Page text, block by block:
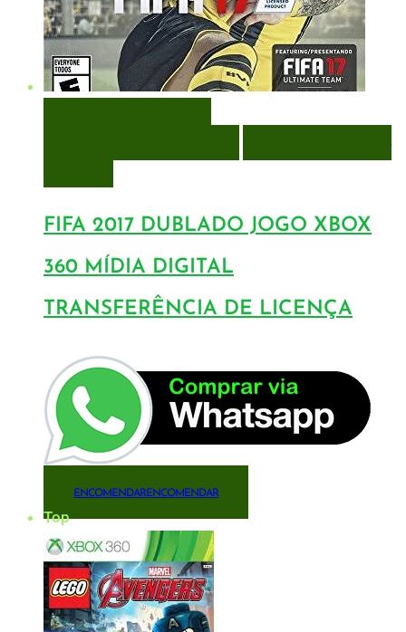
FIFA 2017 DUBLADO JOGO XBOX
360 MÍDIA DIGITAL
TRANSFERÊNCIA DE LICENÇA
ENCOMENDARENCOMENDAR
Top